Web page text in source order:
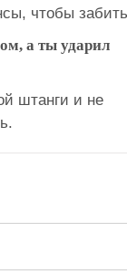
чтобы
а ты ударил
штанги и не